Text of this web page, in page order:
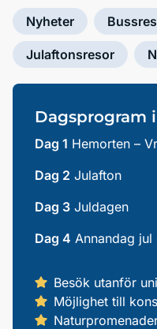
Nyheter
Julaftonsresor
Dagsprogram
Dag 1 Hemorten –
Dag 2 Julafton
Dag 3 Juldagen
Dag 4 Annandag
Besök utanför
Möjlighet till